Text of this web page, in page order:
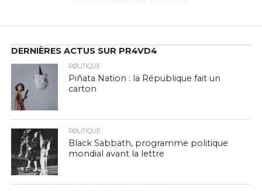
DERNIÈRES ACTUS SUR PR4VD4
PØLITIQUE
Piñata Nation : la République fait un
carton
PØLITIQUE
Black Sabbath, programme politique
mondial avant la lettre